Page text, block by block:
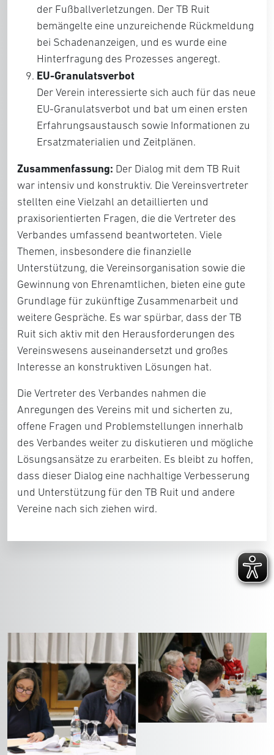
der Fußballverletzungen. Der TB Ruit
bemängelte eine unzureichende Rückmeldung
bei Schadenanzeigen, und es wurde eine
Hinterfragung des Prozesses angeregt.
EU-Granulatsverbot
Der Verein interessierte sich auch für das neue
EU-Granulatsverbot und bat um einen ersten
Erfahrungsaustausch sowie Informationen zu
Ersatzmaterialien und Zeitplänen.
Zusammenfassung: Der Dialog mit dem TB Ruit
war intensiv und konstruktiv. Die Vereinsvertreter
stellten eine Vielzahl an detaillierten und
praxisorientierten Fragen, die die Vertreter des
Verbandes umfassend beantworteten. Viele
Themen, insbesondere die finanzielle
Unterstützung, die Vereinsorganisation sowie die
Gewinnung von Ehrenamtlichen, bieten eine gute
Grundlage für zukünftige Zusammenarbeit und
weitere Gespräche. Es war spürbar, dass der TB
Ruit sich aktiv mit den Herausforderungen des
Vereinswesens auseinandersetzt und großes
Interesse an konstruktiven Lösungen hat.
Die Vertreter des Verbandes nahmen die
Anregungen des Vereins mit und sicherten zu,
offene Fragen und Problemstellungen innerhalb
des Verbandes weiter zu diskutieren und mögliche
Lösungsansätze zu erarbeiten. Es bleibt zu hoffen,
dass dieser Dialog eine nachhaltige Verbesserung
und Unterstützung für den TB Ruit und andere
Vereine nach sich ziehen wird.